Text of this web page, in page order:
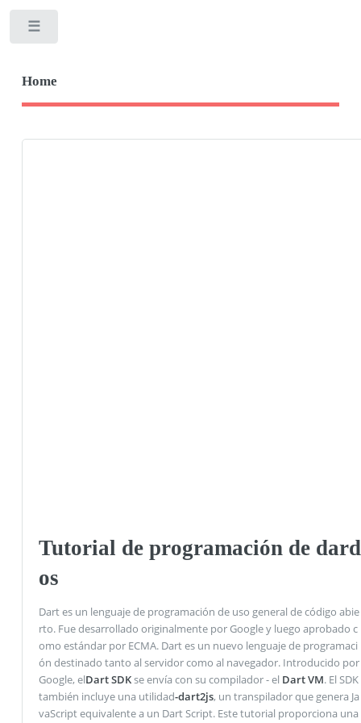
Home
Tutorial de programación de dard
os
Dart es un lenguaje de programación de uso general de código abie
rto. Fue desarrollado originalmente por Google y luego aprobado c
omo estándar por ECMA. Dart es un nuevo lenguaje de programaci
ón destinado tanto al servidor como al navegador. Introducido por
Google, elDart SDKse envía con su compilador - el Dart VM. El SDK
también incluye una utilidad-dart2js, un transpilador que genera Ja
vaScript equivalente a un Dart Script. Este tutorial proporciona una